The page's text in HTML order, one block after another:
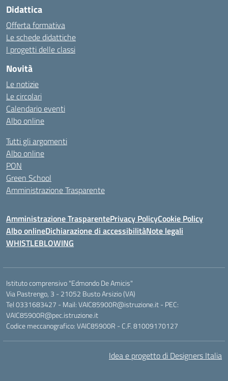
Didattica
Offerta formativa
Le schede didattiche
I progetti delle classi
Novità
Le notizie
Le circolari
Calendario eventi
Albo online
Tutti gli argomenti
Albo online
PON
Green School
Amministrazione Trasparente
Amministrazione TrasparentePrivacy PolicyCookie Policy
Albo onlineDichiarazione di accessibilitàNote legali
WHISTLEBLOWING
Istituto comprensivo "Edmondo De Amicis"
Via Pastrengo, 3 - 21052 Busto Arsizio (VA)
Tel 0331683427 - Mail: VAIC85900R@istruzione.it - PEC:
VAIC85900R@pec.istruzione.it
Codice meccanografico: VAIC85900R - C.F. 81009170127
Idea e progetto di Designers Italia